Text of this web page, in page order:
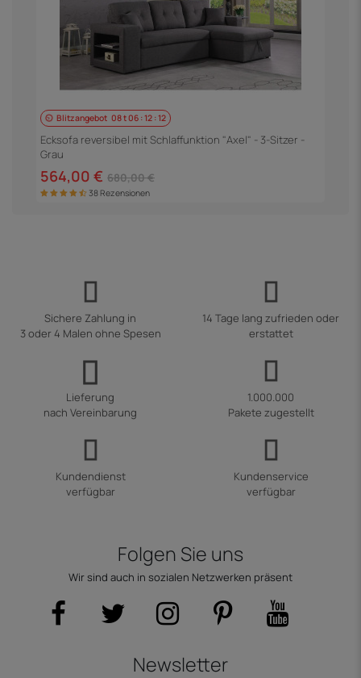
Blitzangebot 08t06 :12 :11
Ecksofa reversibel mit Schlaffunktion "Axel" - 3-Sitzer -
Grau
564,00 € 680,00 €
38 Rezensionen
Sichere Zahlung in
3 oder 4 Malen ohne Spesen
14 Tage lang zufrieden oder
erstattet
Lieferung
nach Vereinbarung
1.000.000
Pakete zugestellt
Kundendienst
verfügbar
Kundenservice
verfügbar
Folgen Sie uns
Wir sind auch in sozialen Netzwerken präsent
Newsletter